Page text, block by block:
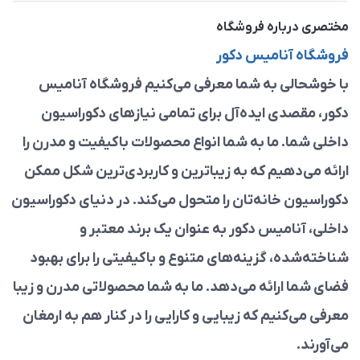
مختصری درباره فروشگاه
فروشگاه آنامیس دکور
با خوشحالی به شما معرفی می‌کنیم فروشگاه آنامیس
دکور، مقصدی ایده‌آل برای تمامی نیازهای دکوراسیون
داخلی شما. ما به شما انواع محصولات باکیفیت و مدرن را
ارائه می‌دهیم که به زیباترین و کاربردی‌ترین شکل ممکن
دکوراسیون خانه‌تان را متحول می‌کند. در دنیای دکوراسیون
داخلی، آنامیس دکور به عنوان یک برند معتبر و
شناخته‌شده، گزینه‌های متنوع و باکیفیتی را برای بهبود
فضای شما ارائه می‌دهد. ما به شما محصولاتی مدرن و زیبا
معرفی می‌کنیم که زیبایی و کارایی را در کنار هم به ارمغان
می‌آورند.